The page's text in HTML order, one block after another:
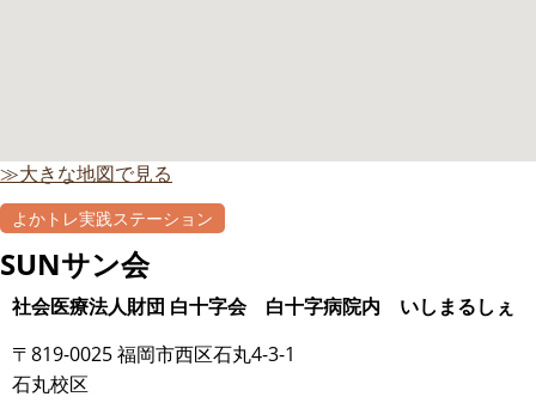
≫大きな地図で見る
よかトレ実践ステーション
SUNサン会
社会医療法人財団 白十字会 白十字病院内 いしまるしぇ
〒819-0025 福岡市西区石丸4-3-1
石丸校区